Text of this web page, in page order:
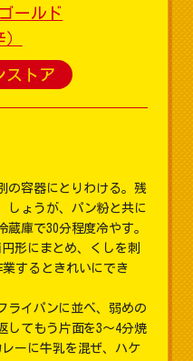
ールド
ストア
の容器にとりわける。残
しょうが、パン粉と共に
庫で30分程度冷やす。
形にまとめ、くしを刺
するときれいにでき
ライパンに並べ、弱めの
してもう片面を3～4分焼
ーに牛乳を混ぜ、ハケ